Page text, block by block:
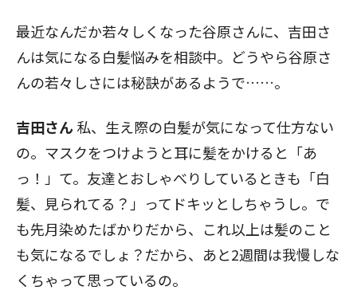
最近なんだか若々しくなった谷原さんに、吉田さ
んは気になる白髪悩みを相談中。どうやら谷原さ
んの若々しさには秘訣があるようで……。
吉田さん 私、生え際の白髪が気になって仕方ない
の。マスクをつけようと耳に髪をかけると「あ
っ！」て。友達とおしゃべりしているときも「白
髪、見られてる？」ってドキッとしちゃうし。で
も先月染めたばかりだから、これ以上は髪のこと
も気になるでしょ？だから、あと2週間は我慢しな
くちゃって思っているの。